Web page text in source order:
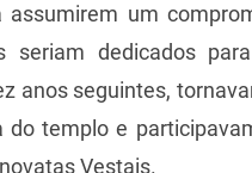
assumirem um
seriam dedicados
anos seguintes,
do templo e
Vestais.